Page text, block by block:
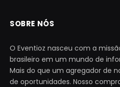
SOBRE NÓS
O Eventioz nasceu com a
brasileiro em um mundo de
Mais do que um agregador de
de oportunidades. Nosso